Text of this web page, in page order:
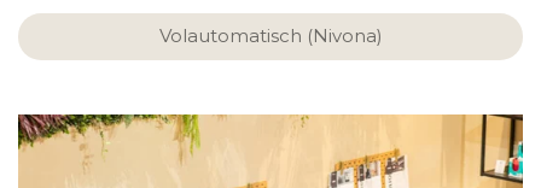
Volautomatisch (Nivona)